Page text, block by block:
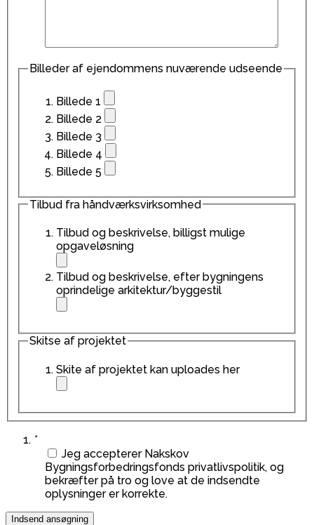
Billeder af ejendommens nuværende udseende
Billede 1
Billede 2
Billede 3
Billede 4
Billede 5
Tilbud fra håndværksvirksomhed
Tilbud og beskrivelse, billigst mulige
opgaveløsning
Tilbud og beskrivelse, efter bygningens
oprindelige arkitektur/byggestil
Skitse af projektet
Skite af projektet kan uploades her
*
Jeg accepterer Nakskov
Bygningsforbedringsfonds privatlivspolitik, og
bekræfter på tro og love at de indsendte
oplysninger er korrekte.